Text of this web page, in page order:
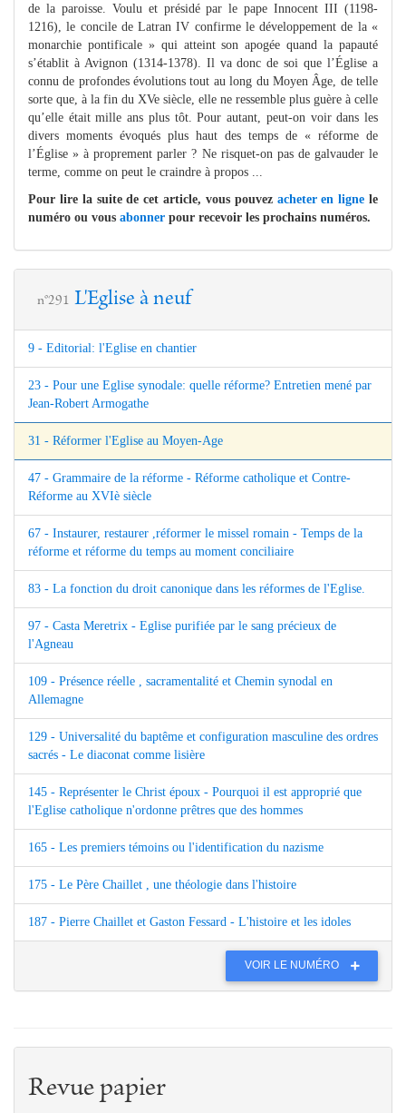
de la paroisse. Voulu et présidé par le pape Innocent III (1198-
1216), le concile de Latran IV confirme le développement de la «
monarchie pontificale » qui atteint son apogée quand la papauté
s’établit à Avignon (1314-1378). Il va donc de soi que l’Église a
connu de profondes évolutions tout au long du Moyen Âge, de telle
sorte que, à la fin du XVe siècle, elle ne ressemble plus guère à celle
qu’elle était mille ans plus tôt. Pour autant, peut-on voir dans les
divers moments évoqués plus haut des temps de « réforme de
l’Église » à proprement parler ? Ne risquet-on pas de galvauder le
terme, comme on peut le craindre à propos ...
Pour lire la suite de cet article, vous pouvez acheter en ligne le
numéro ou vous abonner pour recevoir les prochains numéros.
n°291 L'Eglise à neuf
9 - Editorial: l'Eglise en chantier
23 - Pour une Eglise synodale: quelle réforme? Entretien mené par
Jean-Robert Armogathe
31 - Réformer l'Eglise au Moyen-Age
47 - Grammaire de la réforme - Réforme catholique et Contre-
Réforme au XVIè siècle
67 - Instaurer, restaurer ,réformer le missel romain - Temps de la
réforme et réforme du temps au moment conciliaire
83 - La fonction du droit canonique dans les réformes de l'Eglise.
97 - Casta Meretrix - Eglise purifiée par le sang précieux de
l'Agneau
109 - Présence réelle , sacramentalité et Chemin synodal en
Allemagne
129 - Universalité du baptême et configuration masculine des ordres
sacrés - Le diaconat comme lisière
145 - Représenter le Christ époux - Pourquoi il est approprié que
l'Eglise catholique n'ordonne prêtres que des hommes
165 - Les premiers témoins ou l'identification du nazisme
175 - Le Père Chaillet , une théologie dans l'histoire
187 - Pierre Chaillet et Gaston Fessard - L'histoire et les idoles
VOIR LE NUMÉRO
Revue papier